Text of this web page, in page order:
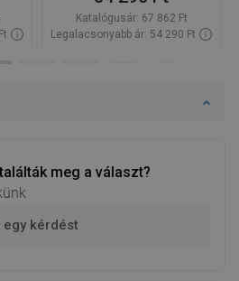
meg a választ?
kérdést
Katalógusár: 67 862 Ft
Legalacsonyabb ár: 54 290 Ft